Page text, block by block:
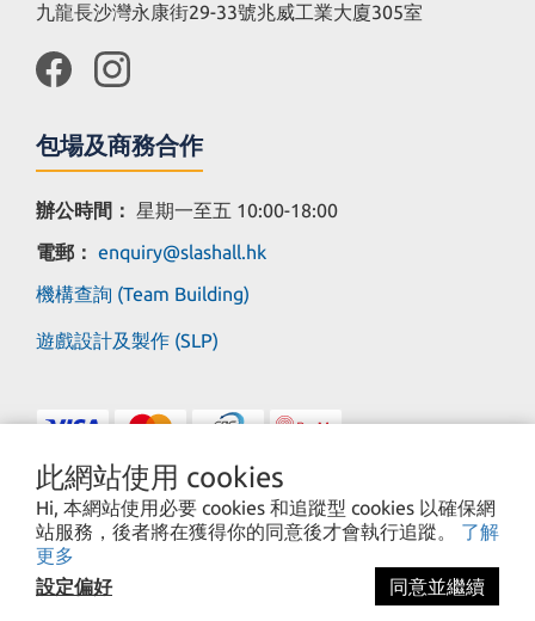
此網站使用 cookies
Hi, 本網站使用必要 cookies 和追蹤型 cookies 以確保網
站服務，後者將在獲得你的同意後才會執行追蹤。 了解
更多
設定偏好
同意並繼續
九龍長沙灣永康街29-33號兆威工業大廈305室
包場及商務合作
辦公時間： 星期一至五 10:00-18:00
電郵： enquiry@slashall.hk
機構查詢 (Team Building)
遊戲設計及製作 (SLP)
Copyright© 2025 Save Load Production Limited